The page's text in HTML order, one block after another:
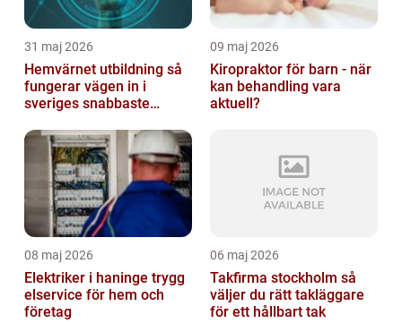
31 maj 2026
Hemvärnet utbildning så
fungerar vägen in i
sveriges snabbaste
09 maj 2026
Kiropraktor för barn - när
kan behandling vara
aktuell?
08 maj 2026
Elektriker i haninge trygg
elservice för hem och
företag
06 maj 2026
Takfirma stockholm så
väljer du rätt takläggare
för ett hållbart tak